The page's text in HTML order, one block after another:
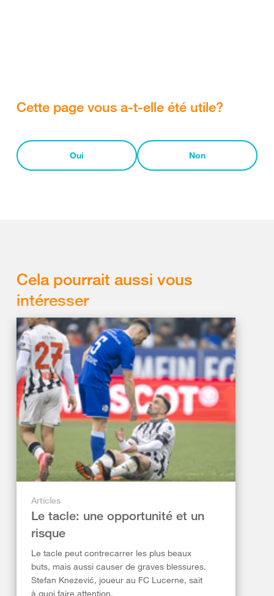
Cette page vous a-t-elle été utile?
Oui Non
Cela pourrait aussi vous
intéresser
Articles
Le tacle: une opportunité et un
risque
Le tacle peut contrecarrer les plus beaux
buts, mais aussi causer de graves blessures.
Stefan Knezević, joueur au FC Lucerne, sait
à quoi faire attention.